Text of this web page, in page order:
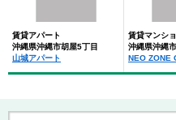
賃貸アパート
沖縄県沖縄市胡屋5丁目
山城アパート
賃貸マンシ
沖縄県沖縄
NEO ZONE